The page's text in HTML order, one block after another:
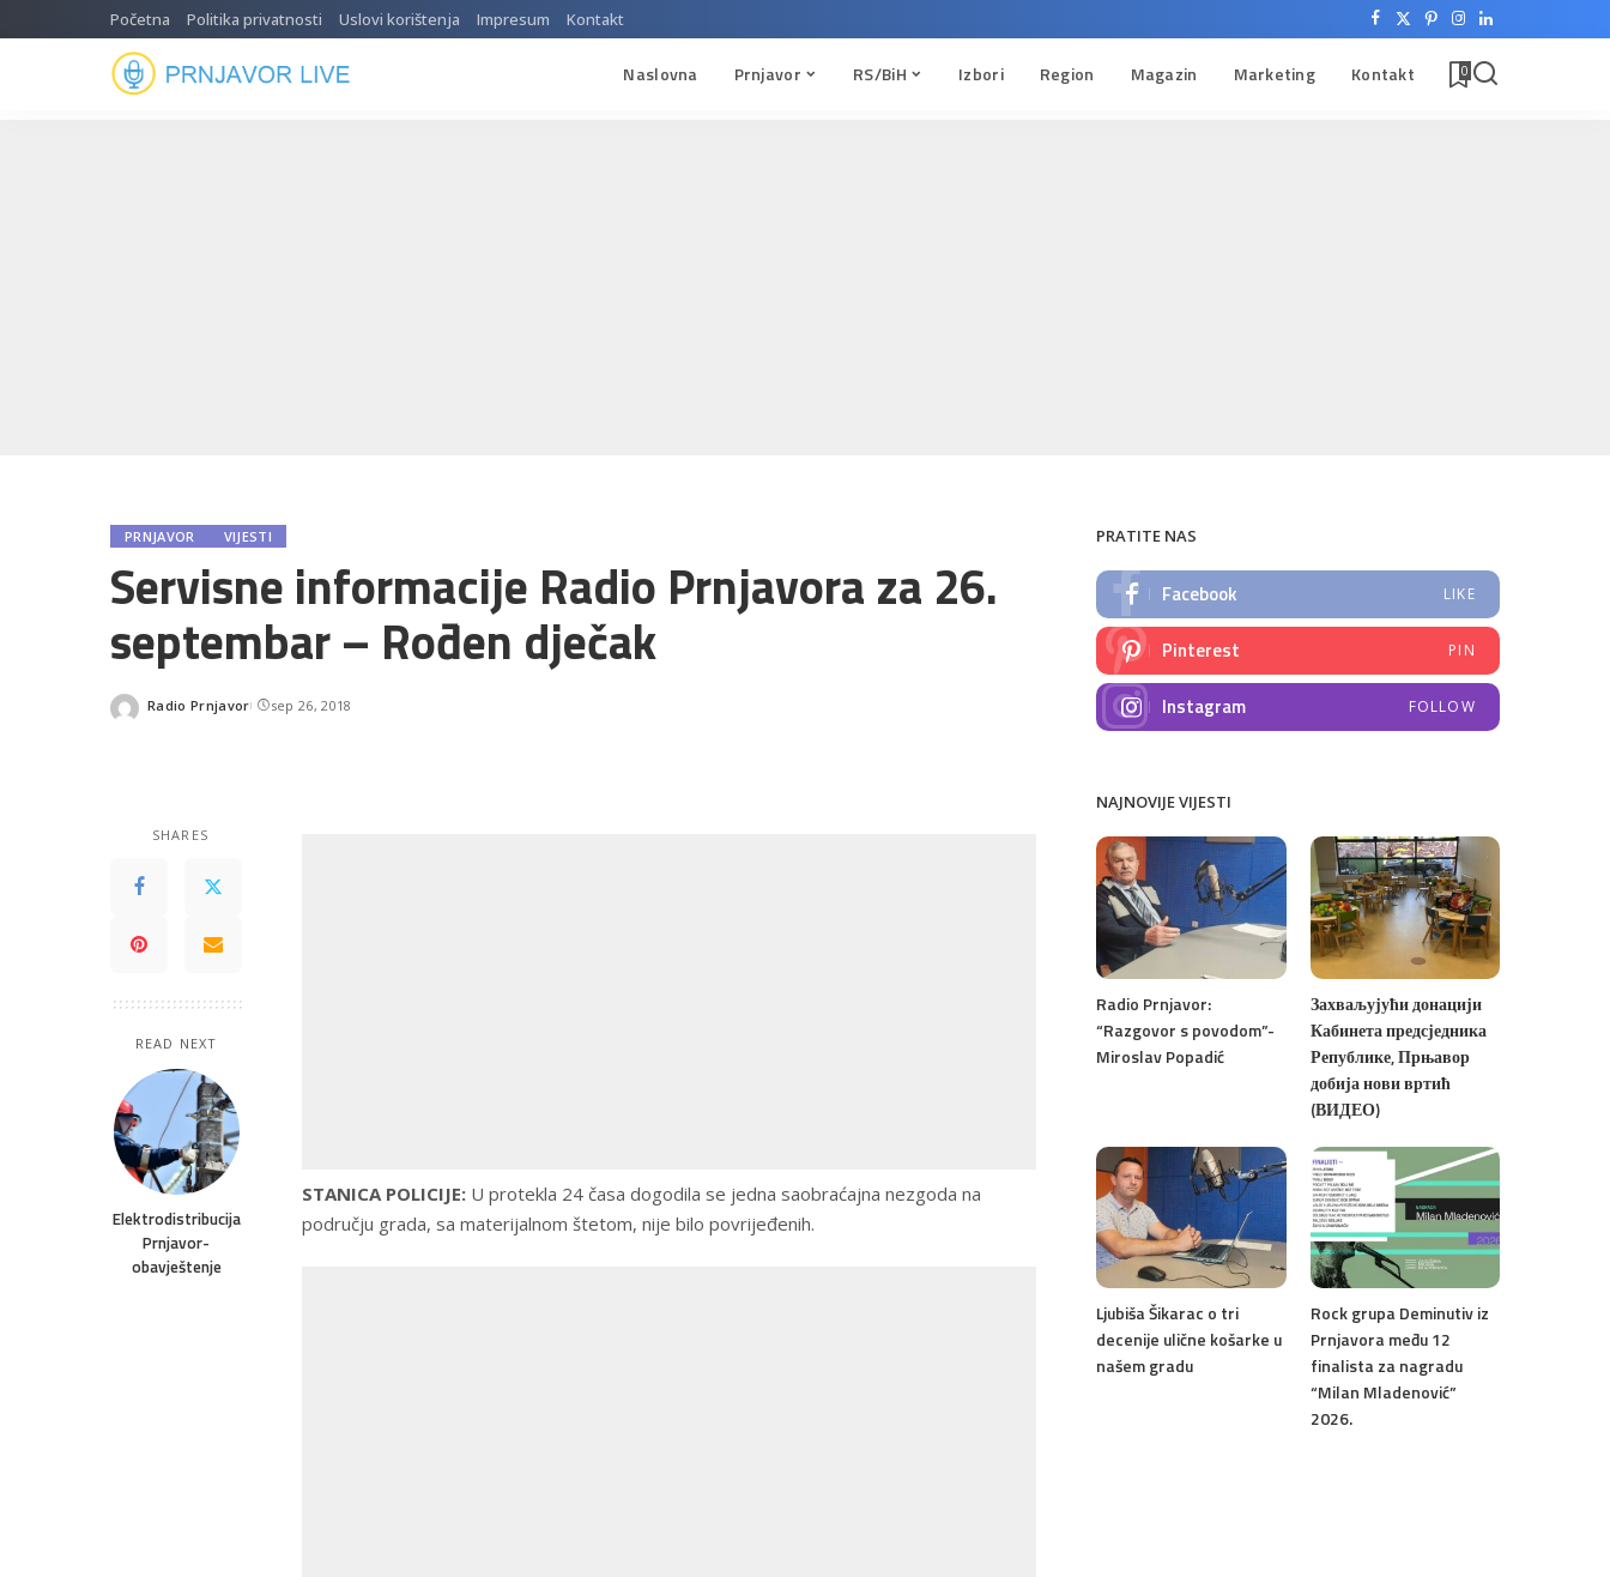
Početna Politika privatnosti Uslovi korištenja Impresum Kontakt
Naslovna Prnjavor RS/BiH Izbori Region Magazin Marketing Kontakt 0
PRNJAVOR VIJESTI
Servisne informacije Radio Prnjavora za 26.
septembar – Rođen dječak
Posted
Radio Prnjavor sep 26, 2018
SHARES
READ NEXT
Elektrodistribucija
Prnjavor-
obavještenje
STANICA POLICIJE: U protekla 24 časa dogodila se jedna saobraćajna nezgoda na
području grada, sa materijalnom štetom, nije bilo povrijeđenih.
PRATITE NAS
Facebook LIKE
Pinterest PIN
Instagram FOLLOW
NAJNOVIJE VIJESTI
Radio Prnjavor:
“Razgovor s povodom”-
Miroslav Popadić
Захваљујући донацији
Кабинета предсједника
Републике, Прњавор
добија нови вртић
(ВИДЕО)
Ljubiša Šikarac o tri
decenije ulične košarke u
našem gradu
Rock grupa Deminutiv iz
Prnjavora među 12
finalista za nagradu
“Milan Mladenović”
2026.